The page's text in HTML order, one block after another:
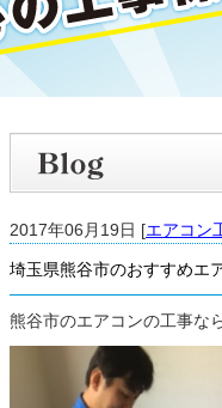
2017年06月19日 [エアコン
埼玉県熊谷市のおすすめエ
熊谷市のエアコンの工事な